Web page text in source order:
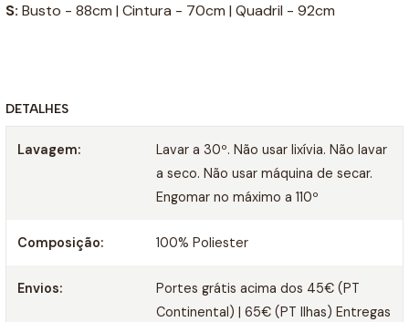
S: Busto - 88cm | Cintura - 70cm | Quadril - 92cm
DETALHES
Lavagem:
Lavar a 30º. Não usar lixívia. Não lavar
a seco. Não usar máquina de secar.
Engomar no máximo a 110º
Composição: 100% Poliester
Envios:
Portes grátis acima dos 45€ (PT
Continental) | 65€ (PT Ilhas) Entregas